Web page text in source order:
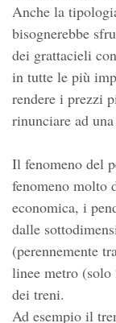
Anche la
bisognerebbe
dei grattacieli
in tutte le più
rendere i prezzi
rinunciare ad
Il fenomeno del
fenomeno molto
economica, i
dalle
(perennemente
linee metro (solo
dei treni.
Ad esempio il